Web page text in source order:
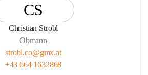
CS
Christian Strobl
Obmann
strobl.co@gmx.at
+43 664 1632868